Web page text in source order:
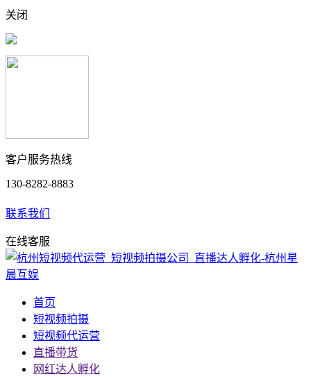
关闭
客户服务热线
130-8282-8883
联系我们
在线客服
首页
短视频拍摄
短视频代运营
直播带货
网红达人孵化